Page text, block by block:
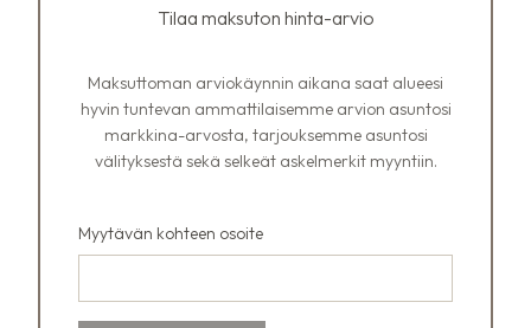
Tilaa maksuton hinta-arvio
Maksuttoman arviokäynnin aikana saat alueesi
hyvin tuntevan ammattilaisemme arvion asuntosi
markkina-arvosta, tarjouksemme asuntosi
välityksestä sekä selkeät askelmerkit myyntiin.
Myytävän kohteen osoite